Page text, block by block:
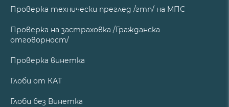
Проверка технически преглед /гтп/ на МПС
Проверка на застраховка /Гражданска
отговорност/
Проверка винетка
Глоби от КАТ
Глоби без Винетка